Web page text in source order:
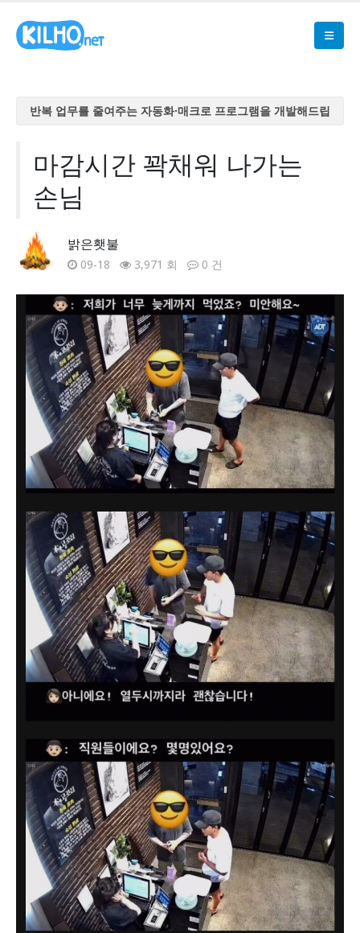
반복 업무를 줄여주는 자동화·매크로 프로그램을 개발해드립
반복 업무를 줄여주는 자동화·매크로 프로그램을 개발해드립
니다
반복 업무를 줄여주는 자동화·매크로 프로그램을 개발해드립
반복 업무를 줄여주는 자동화·매크로 프로그램을 개발해드립
니다
니다
마감시간 꽉채워 나가는
손님
밝은횃불
09-18 3,971 회 0 건